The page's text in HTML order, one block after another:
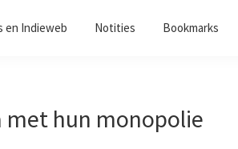
en Indieweb Notities Bookmarks
met hun monopolie